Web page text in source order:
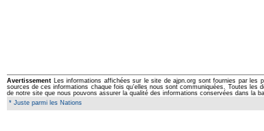
Avertissement Les informations affichées sur le site de ajpn.org sont fournies par les
sources de ces informations chaque fois qu'elles nous sont communiquées. Toutes
de notre site que nous pouvons assurer la qualité des informations conservées dans la
* Juste parmi les Nations